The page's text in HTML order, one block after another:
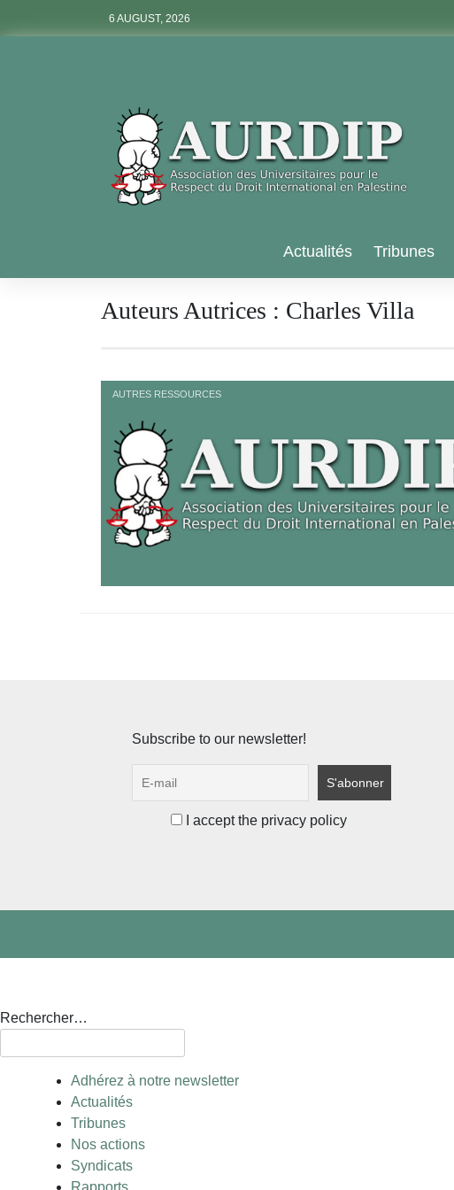
6 AUGUST, 2026
Aurdip
Actualités Tribunes
Auteurs Autrices : Charles Villa
AUTRES RESSOURCES
Subscribe to our newsletter!
I accept the privacy policy
Rechercher…
Adhérez à notre newsletter
Actualités
Tribunes
Nos actions
Syndicats